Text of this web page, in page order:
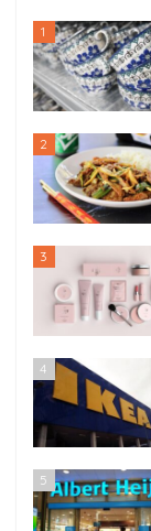
1
2
3
4
5